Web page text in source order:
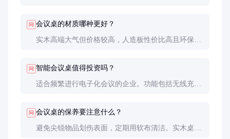
问 会议桌的材质哪种更好？
实木高端大气但价格较高，人造板性价比高且环保。
问 智能会议桌值得投资吗？
适合频繁进行电子化会议的企业。功能包括无线充
问 会议桌的保养要注意什么？
避免尖锐物品划伤表面，定期用软布清洁。实木桌需